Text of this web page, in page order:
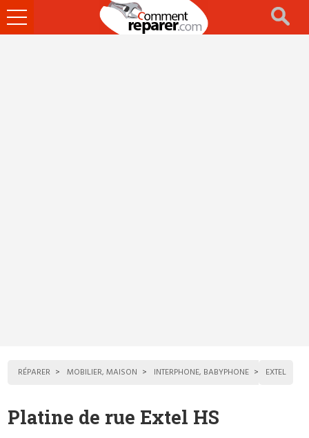
Ouvrir
le
RÉPARER MOBILIER, MAISON INTERPHONE, BABYPHONE EXTEL
Platine de rue Extel HS